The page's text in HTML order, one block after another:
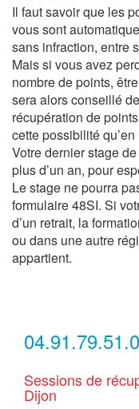
Il faut savoir que les
vous sont
sans infraction, entre
Mais si vous avez
nombre de points,
sera alors conseillé
récupération de
cette possibilité
Votre dernier stage
plus d’un an, pour
Le stage ne pourra
formulaire 48SI. Si
d’un retrait, la
ou dans une autre
appartient.
Sessions de
Dijon